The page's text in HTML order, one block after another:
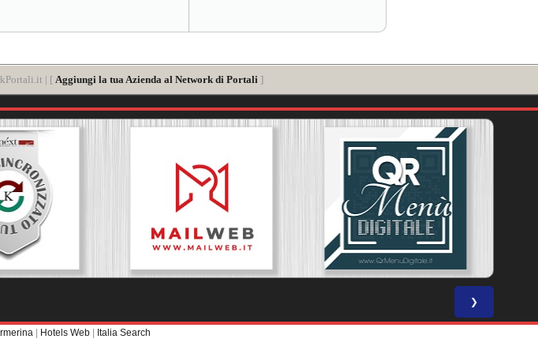
| [ Aggiungi la tua Azienda al Network di Portali ]
❯
| Hotels Web | Italia Search